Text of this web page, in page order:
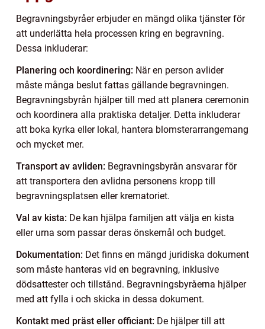
Begravningsbyråer erbjuder en mängd olika tjänster för
att underlätta hela processen kring en begravning.
Dessa inkluderar:
Planering och koordinering: När en person avlider
måste många beslut fattas gällande begravningen.
Begravningsbyrån hjälper till med att planera ceremonin
och koordinera alla praktiska detaljer. Detta inkluderar
att boka kyrka eller lokal, hantera blomsterarrangemang
och mycket mer.
Transport av avliden: Begravningsbyrån ansvarar för
att transportera den avlidna personens kropp till
begravningsplatsen eller krematoriet.
Val av kista: De kan hjälpa familjen att välja en kista
eller urna som passar deras önskemål och budget.
Dokumentation: Det finns en mängd juridiska dokument
som måste hanteras vid en begravning, inklusive
dödsattester och tillstånd. Begravningsbyråerna hjälper
med att fylla i och skicka in dessa dokument.
Kontakt med präst eller officiant: De hjälper till att